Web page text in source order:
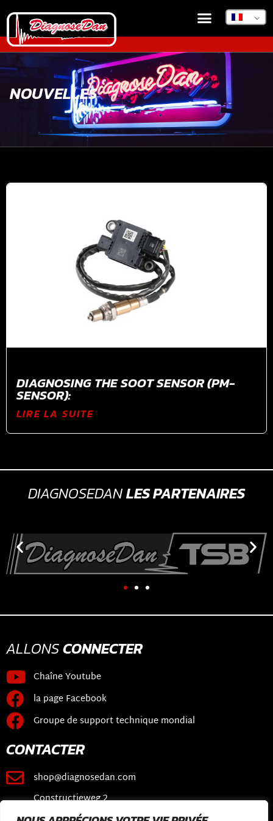
NOUVELLES
DIAGNOSING THE SOOT SENSOR (PM-
SENSOR):
LIRE LA SUITE
DIAGNOSEDANLES PARTENAIRES
ALLONSCONNECTER
Chaîne Youtube
la page Facebook
Groupe de support technique mondial
CONTACTER
shop@diagnosedan.com
Constructieweg 2
3641 SB Mijdrecht